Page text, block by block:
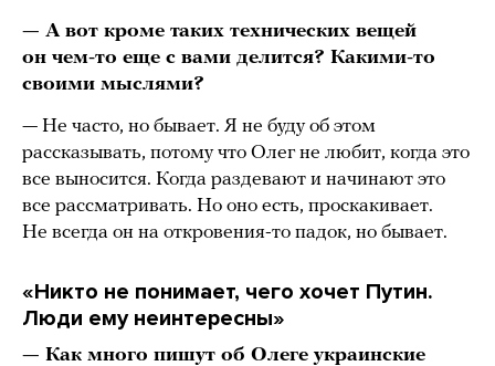
— А вот кроме таких технических вещей
он чем-то еще с вами делится? Какими-то
своими мыслями?
— Не часто, но бывает. Я не буду об этом
рассказывать, потому что Олег не любит, когда это
все выносится. Когда раздевают и начинают это
все рассматривать. Но оно есть, проскакивает.
Не всегда он на откровения-то падок, но бывает.
«Никто не понимает, чего хочет Путин.
Люди ему неинтересны»
— Как много пишут об Олеге украинские